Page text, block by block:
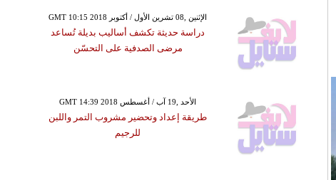
GMT 10:15 2018 الإثنين ,08 تشرين الأول / أكتوبر
دراسة حديثة تكشف أساليب بديلة تُساعد
مرضى الصدفية على التحسّن
GMT 14:39 2018 الأحد ,19 آب / أغسطس
طريقة إعداد وتحضير مشروب التمر واللبن
للرجيم